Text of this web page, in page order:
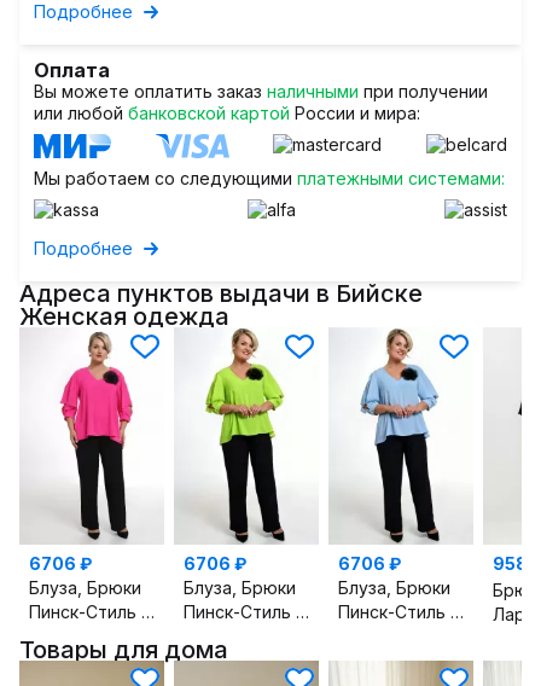
Подробнее
Оплата
Вы можете оплатить заказ наличными при получении
или любой банковской картой России и мира:
Мы работаем со следующими платежными системами:
Подробнее
Адреса пунктов выдачи в Бийске
Женская одежда
6706 ₽
Блуза, Брюки
Пинск-Стиль162 розовый
6706 ₽
Блуза, Брюки
Пинск-Стиль162 салатовый
6706 ₽
Блуза, Брюки
Пинск-Стиль162 Ларс
Товары для дома